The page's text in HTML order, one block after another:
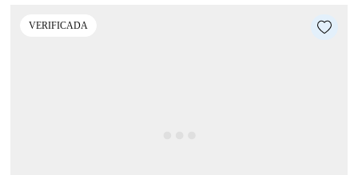
VERIFICADA